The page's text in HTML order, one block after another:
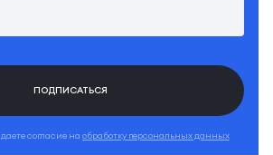
ПОДПИСАТЬСЯ
даете согласие наобработку персональных данных